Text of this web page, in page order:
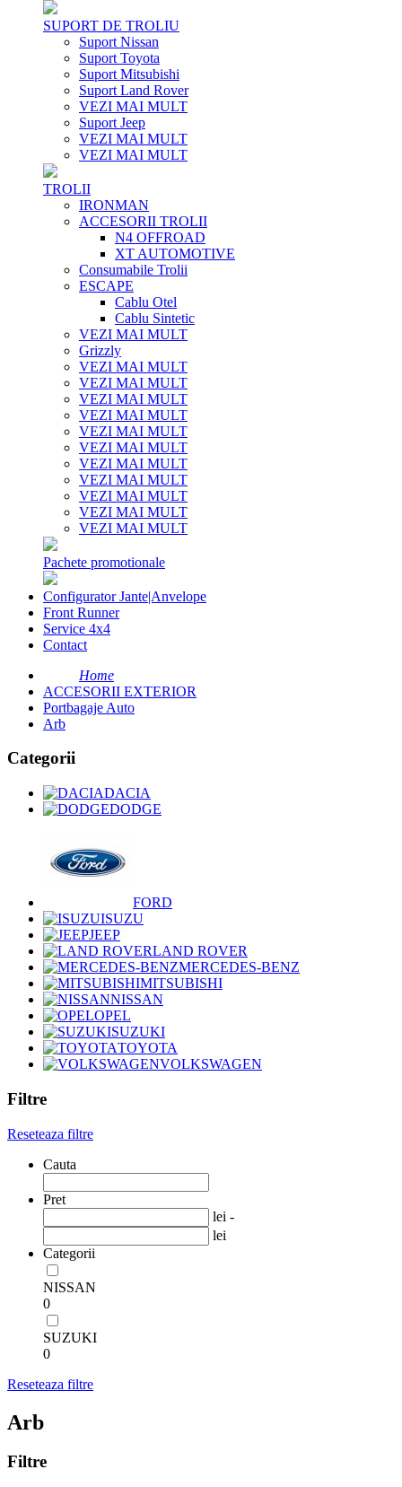
SUPORT DE TROLIU
Suport Nissan
Suport Toyota
Suport Mitsubishi
Suport Land Rover
VEZI MAI MULT
Suport Jeep
VEZI MAI MULT
VEZI MAI MULT
TROLII
IRONMAN
ACCESORII TROLII
N4 OFFROAD
XT AUTOMOTIVE
Consumabile Trolii
ESCAPE
Cablu Otel
Cablu Sintetic
VEZI MAI MULT
Grizzly
VEZI MAI MULT
VEZI MAI MULT
VEZI MAI MULT
VEZI MAI MULT
VEZI MAI MULT
VEZI MAI MULT
VEZI MAI MULT
VEZI MAI MULT
VEZI MAI MULT
VEZI MAI MULT
VEZI MAI MULT
Pachete promotionale
Configurator Jante|Anvelope
Front Runner
Service 4x4
Contact
Home
ACCESORII EXTERIOR
Portbagaje Auto
Arb
Categorii
DACIA
DODGE
FORD
ISUZU
JEEP
LAND ROVER
MERCEDES-BENZ
MITSUBISHI
NISSAN
OPEL
SUZUKI
TOYOTA
VOLKSWAGEN
Filtre
Reseteaza filtre
Cauta
Pret
lei -
lei
Categorii
NISSAN
0
SUZUKI
0
Reseteaza filtre
Arb
Filtre